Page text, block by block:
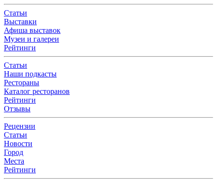
Статьи
Выставки
Афиша выставок
Музеи и галереи
Рейтинги
Статьи
Наши подкасты
Рестораны
Каталог ресторанов
Рейтинги
Отзывы
Рецензии
Статьи
Новости
Город
Места
Рейтинги